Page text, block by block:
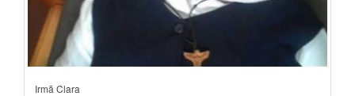
Irmã Clara